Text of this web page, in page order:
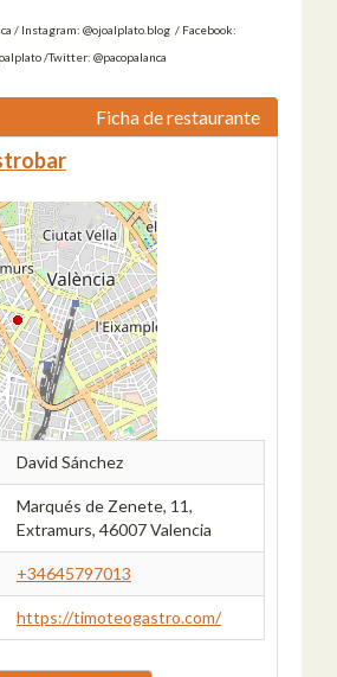
/ Instagram: @ojoalplato.blog / Facebook:
/Twitter: @pacopalanca
Ficha de restaurante
David Sánchez
Marqués de Zenete, 11,
Extramurs, 46007 Valencia
+34645797013
https://timoteogastro.com/